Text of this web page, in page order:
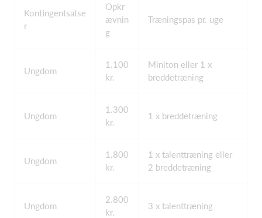
Kontingentsatse
r
Opkr
ævnin
g
Træningspas pr. uge
Ungdom
1.100
kr.
Miniton eller 1 x
breddetræning
Ungdom
1.300
kr.
1 x breddetræning
Ungdom
1.800
kr.
1 x talenttræning eller
2 breddetræning
Ungdom
2.800
kr.
3 x talenttræning